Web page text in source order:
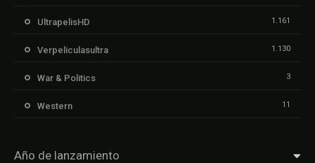
UltrapelisHD 1.161
Verpeliculasultra 1.130
War & Politics 3
Western 11
Año de lanzamiento